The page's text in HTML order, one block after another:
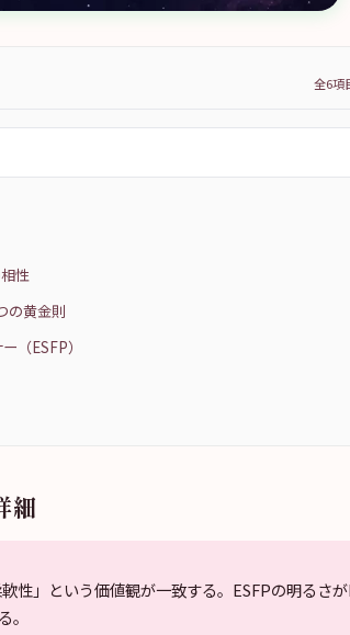
全6項
性
の黄金則
（ESFP）
細
性」という価値観が一致する。ESFPの明るさ